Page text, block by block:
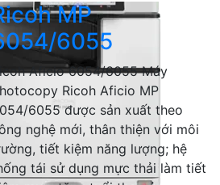
MP
6055
Aficio 6054/6055 Máy
Ricoh Aficio MP
6055 được sản xuất theo
nghệ mới, thân thiện với môi
tiết kiệm năng lượng; hệ
tái sử dụng mực thải làm tiết